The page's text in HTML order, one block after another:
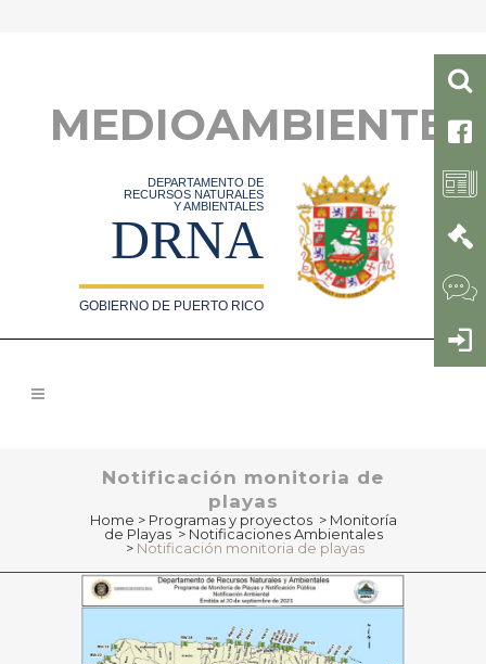
MEDIOAMBIENTE
DEPARTAMENTO DE
RECURSOS NATURALES
Y AMBIENTALES
DRNA
GOBIERNO DE PUERTO RICO
Notificación monitoria de
playas
Home > Programas y proyectos > Monitoría
de Playas > Notificaciones Ambientales
> Notificación monitoria de playas